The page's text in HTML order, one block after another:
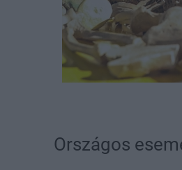
Országos